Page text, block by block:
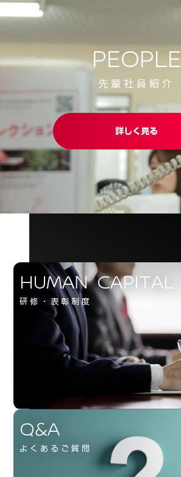
PEOPLE
先輩社員紹介
詳しく見る
HUMAN CAPITAL
研修・表彰制度
Q&A
よくあるご質問